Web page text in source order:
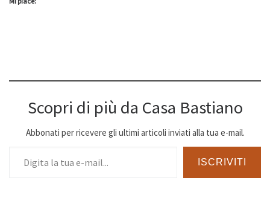
Scopri di più da Casa Bastiano
Abbonati per ricevere gli ultimi articoli inviati alla tua e-mail.
ISCRIVITI